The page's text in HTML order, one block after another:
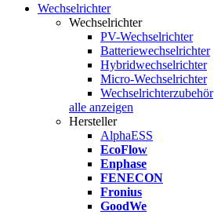
Wechselrichter
Wechselrichter
PV-Wechselrichter
Batteriewechselrichter
Hybridwechselrichter
Micro-Wechselrichter
Wechselrichterzubehör
alle anzeigen
Hersteller
AlphaESS
EcoFlow
Enphase
FENECON
Fronius
GoodWe